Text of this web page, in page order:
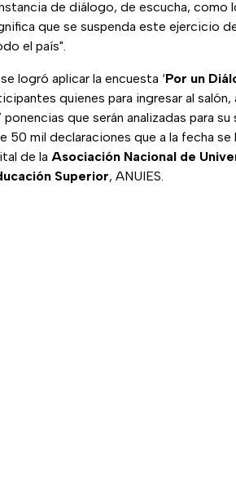
de diálogo, de escucha, como
que se suspenda este ejercicio
el país".
logró aplicar la encuesta ‘Por un
quienes para ingresar al salón,
que serán analizadas para
50 mil declaraciones que a la fecha
de la Asociación Nacional de
Superior, ANUIES.